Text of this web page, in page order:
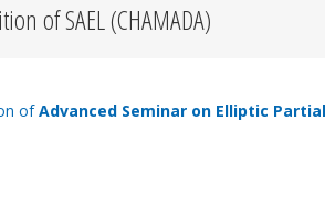
of SAEL (CHAMADA)
ofAdvanced Seminar on Elliptic